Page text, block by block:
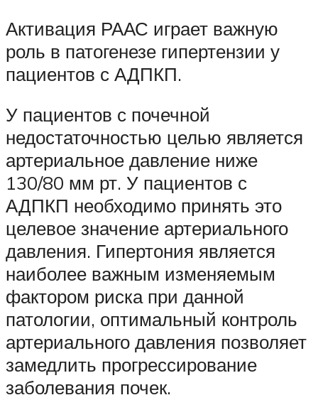
Активация РААС играет важную
роль в патогенезе гипертензии у
пациентов с АДПКП.
У пациентов с почечной
недостаточностью целью является
артериальное давление ниже
130/80 мм рт. У пациентов с
АДПКП необходимо принять это
целевое значение артериального
давления. Гипертония является
наиболее важным изменяемым
фактором риска при данной
патологии, оптимальный контроль
артериального давления позволяет
замедлить прогрессирование
заболевания почек.